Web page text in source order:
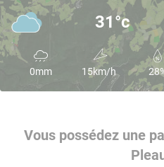
31°c
0mm 15km/h
Vous possédez une